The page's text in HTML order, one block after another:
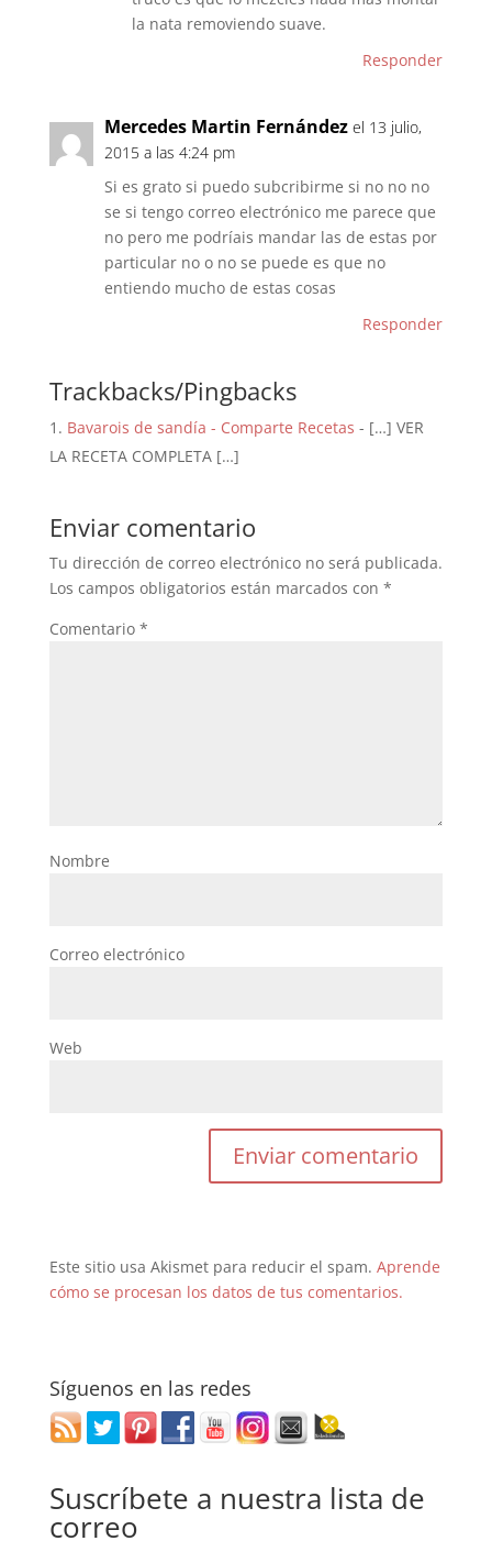
la nata removiendo suave.
Responder
Mercedes Martin Fernández el 13 julio,
2015 a las 4:24 pm
Si es grato si puedo subcribirme si no no no
se si tengo correo electrónico me parece que
no pero me podríais mandar las de estas por
particular no o no se puede es que no
entiendo mucho de estas cosas
Responder
Trackbacks/Pingbacks
Bavarois de sandía - Comparte Recetas - […] VER
LA RECETA COMPLETA […]
Enviar comentario
Tu dirección de correo electrónico no será publicada.
Los campos obligatorios están marcados con *
Comentario *
Nombre
Correo electrónico
Web
Este sitio usa Akismet para reducir el spam. Aprende
cómo se procesan los datos de tus comentarios.
Síguenos en las redes
Suscríbete a nuestra lista de
correo